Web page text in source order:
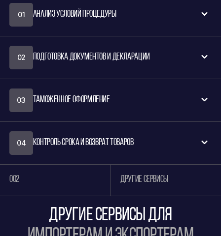
01 Анализ условий процедуры
Проверяем данные товаров, оцениваем условия
временного вывоза и определяем срок процедуры.
02 Подготовка документов и декларации
Формируем пакет документов, подготавливаем
декларации и проверяем сведения о товарах.
03 Таможенное оформление
Осуществляем оформление временного вывоза
товаров, взаимодействуем с таможне
04 Контроль срока и возврат товаров
Отслеживаем срок временного вывоза
002 ДРУГИЕ СЕРВИСЫ
ДРУГИЕ СЕРВИСЫ ДЛЯ